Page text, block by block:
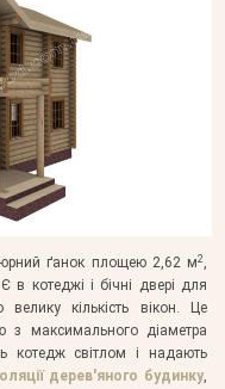
ґанок площею 2,62 м2 ,
в котеджі і бічні двері для
кількість вікон. Це
з максимального діаметра
котедж світлом і надають
дерев'яного будинку,